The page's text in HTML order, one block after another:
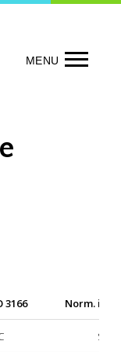
MENU
3166 Norm.
Si